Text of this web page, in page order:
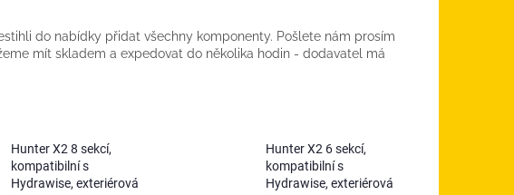
do nabídky přidat všechny komponenty. Pošlete nám prosím
mít skladem a expedovat do několika hodin - dodavatel má
Hunter X2 8 sekcí,
kompatibilní s
Hydrawise, exteriérová
Hunter X2 6 sekcí,
kompatibilní s
Hydrawise, exteriérová